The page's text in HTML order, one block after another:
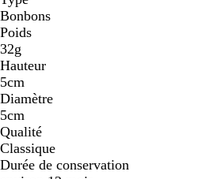
Bonbons
Poids
32g
Hauteur
5cm
Diamètre
5cm
Qualité
Classique
Durée de conservation